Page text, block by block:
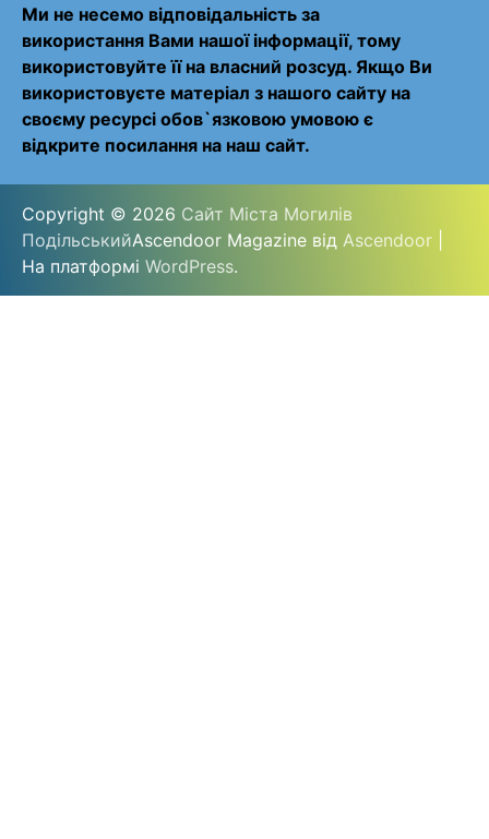
Ми не несемо відповідальність за
використання Вами нашої інформації, тому
використовуйте її на власний розсуд. Якщо Ви
використовуєте матеріал з нашого сайту на
своєму ресурсі обов`язковою умовою є
відкрите посилання на наш сайт.
Copyright © 2026 Сайт Міста Могилів
ПодільськийAscendoor Magazine від Ascendoor
На платформі WordPress.